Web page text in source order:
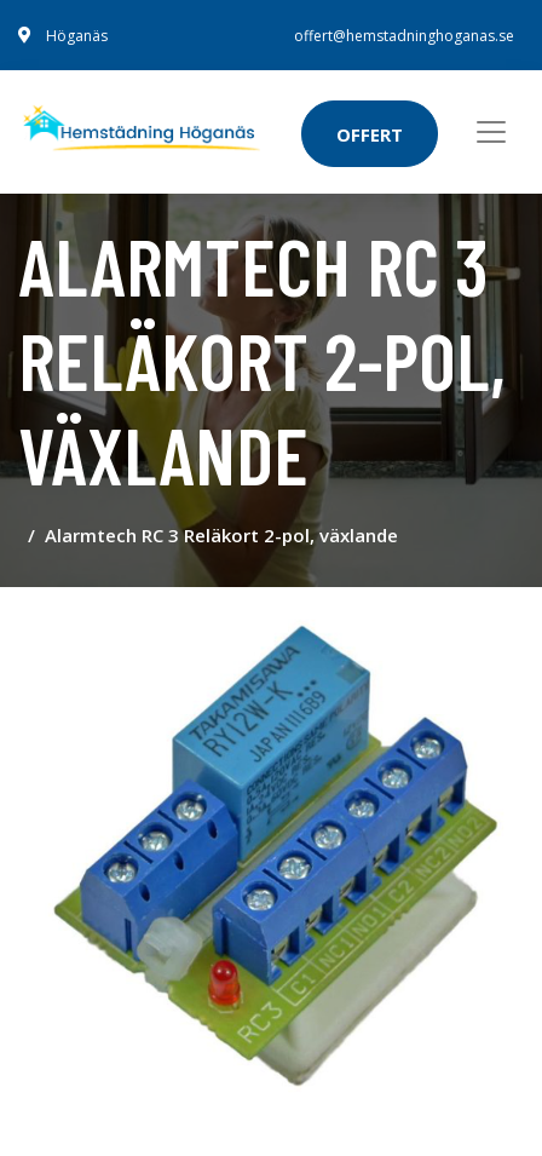
Höganäs offert@hemstadninghoganas.se
OFFERT
ALARMTECH RC 3
RELÄKORT 2-POL,
VÄXLANDE
Alarmtech RC 3 Reläkort 2-pol, växlande